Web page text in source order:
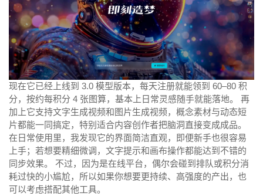
现在它已经上线到 3.0 模型版本，每天注册就能领到 60–80 积
分，按约每积分 4 张图算，基本上日常灵感随手就能落地。 再
加上它支持文字生成视频和图片生成视频，概念素材与动态短
片都能一同搞定，特别适合内容创作者把脑洞直接变成成品。
在日常使用里，我发现它的界面简洁直观，即便新手也很容易
上手；若想要精细微调，文字提示和画布操作都能达到不错的
同步效果。 不过，因为是在线平台，偶尔会碰到排队或积分消
耗过快的小尴尬，所以如果你想要更持续、高强度的产出，也
可以考虑搭配其他工具。